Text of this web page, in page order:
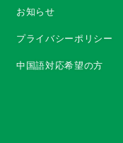
お知らせ
プライバシーポリシー
中国語対応希望の方